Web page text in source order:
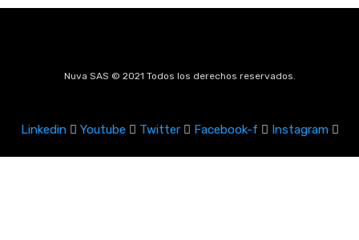
Nuva SAS © 2021 Todos los derechos reservados.
Linkedin Youtube Twitter Facebook-f Instagram